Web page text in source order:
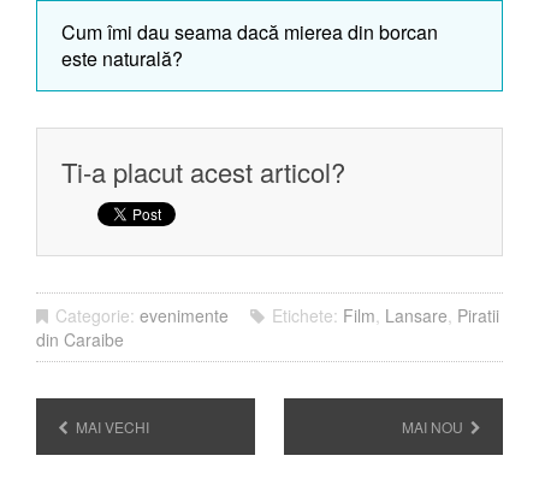
Cum îmi dau seama dacă mierea din borcan
este naturală?
Ti-a placut acest articol?
Categorie: evenimente Etichete: Film, Lansare, Piratii
din Caraibe
MAI VECHI MAI NOU